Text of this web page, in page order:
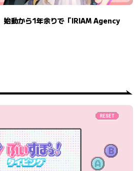
動から1年余りで「IRIAM Agency